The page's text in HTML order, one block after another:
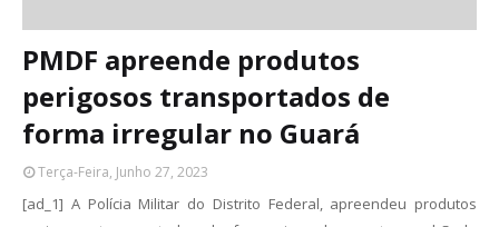
PMDF apreende produtos
perigosos transportados de
forma irregular no Guará
Terça-Feira, Junho 27, 2023
[ad_1] A Polícia Militar do Distrito Federal, apreendeu produtos